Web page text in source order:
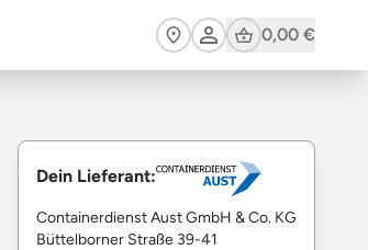
Cart0,00 €
Dein Lieferant:
Containerdienst Aust GmbH & Co. KG
Büttelborner Straße 39-41